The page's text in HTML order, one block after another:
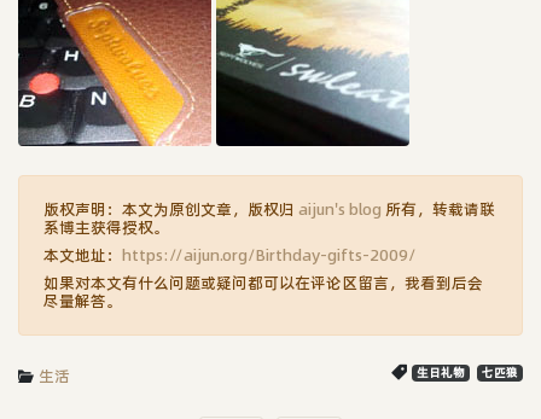
版权声明：本文为原创文章，版权归 aijun's blog 所有，转载请联
系博主获得授权。
本文地址： https://aijun.org/Birthday-gifts-2009/
如果对本文有什么问题或疑问都可以在评论区留言，我看到后会
尽量解答。
生活 生日礼物 七匹狼